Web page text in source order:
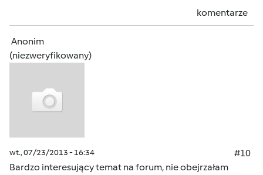
komentarze
Anonim
(niezweryfikowany)
wt., 07/23/2013 - 16:34
#10
Bardzo interesujący temat na forum, nie obejrzałam